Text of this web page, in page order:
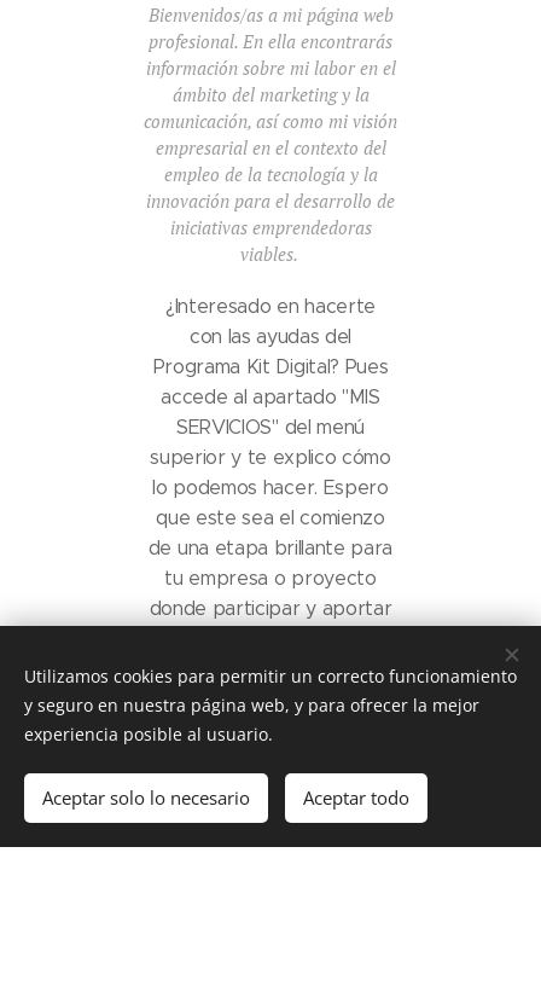
Bienvenidos/as a mi página web
profesional. En ella encontrarás
información sobre mi labor en el
ámbito del marketing y la
comunicación, así como mi visión
empresarial en el contexto del
empleo de la tecnología y la
innovación para el desarrollo de
iniciativas emprendedoras
viables.
¿Interesado en hacerte
con las ayudas del
Programa Kit Digital? Pues
accede al apartado "MIS
SERVICIOS" del menú
superior y te explico cómo
lo podemos hacer. Espero
que este sea el comienzo
de una etapa brillante para
tu empresa o proyecto
donde participar y aportar
Utilizamos cookies para permitir un correcto funcionamiento
y seguro en nuestra página web, y para ofrecer la mejor
experiencia posible al usuario.
Aceptar solo lo necesario Aceptar todo